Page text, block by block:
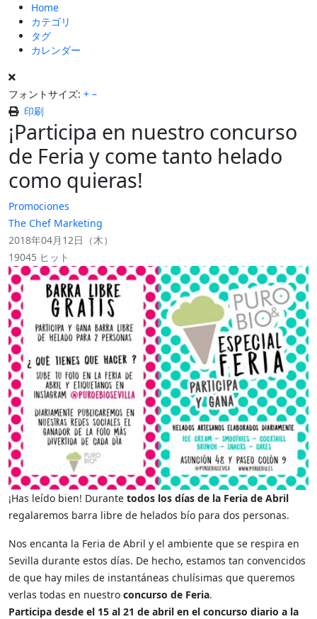
Home
カテゴリ
タグ
カレンダー
フォントサイズ: + –
印刷
¡Participa en nuestro concurso
de Feria y come tanto helado
como quieras!
Promociones
The Chef Marketing
2018年04月12日（木）
19045 ヒット
¡Has leído bien! Durante todos los días de la Feria de Abril
regalaremos barra libre de helados bío para dos personas.
Nos encanta la Feria de Abril y el ambiente que se respira en
Sevilla durante estos días. De hecho, estamos tan convencidos
de que hay miles de instantáneas chulísimas que queremos
verlas todas en nuestro concurso de Feria.
Participa desde el 15 al 21 de abril en el concurso diario a la